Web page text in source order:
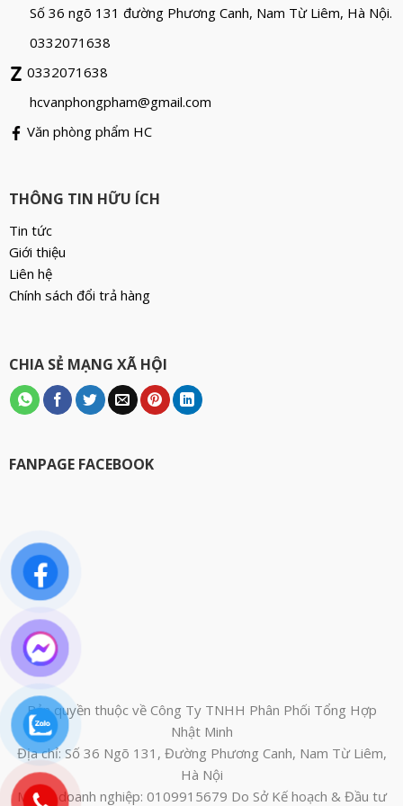
Số 36 ngõ 131 đường Phương Canh, Nam Từ Liêm, Hà Nội.
0332071638
0332071638
hcvanphongpham@gmail.com
Văn phòng phẩm HC
THÔNG TIN HỮU ÍCH
Tin tức
Giới thiệu
Liên hệ
Chính sách đổi trả hàng
CHIA SẺ MẠNG XÃ HỘI
FANPAGE FACEBOOK
Bản quyền thuộc về Công Ty TNHH Phân Phối Tổng Hợp
Nhật Minh
Địa chỉ: Số 36 Ngõ 131, Đường Phương Canh, Nam Từ Liêm,
Hà Nội
Mã số doanh nghiệp: 0109915679 Do Sở Kế hoạch & Đầu tư